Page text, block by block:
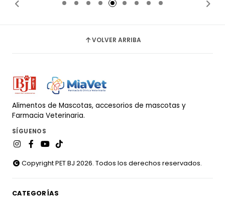
VOLVER ARRIBA
Alimentos de Mascotas, accesorios de mascotas y
Farmacia Veterinaria.
SÍGUENOS
Copyright PET BJ 2026. Todos los derechos reservados.
CATEGORÍAS